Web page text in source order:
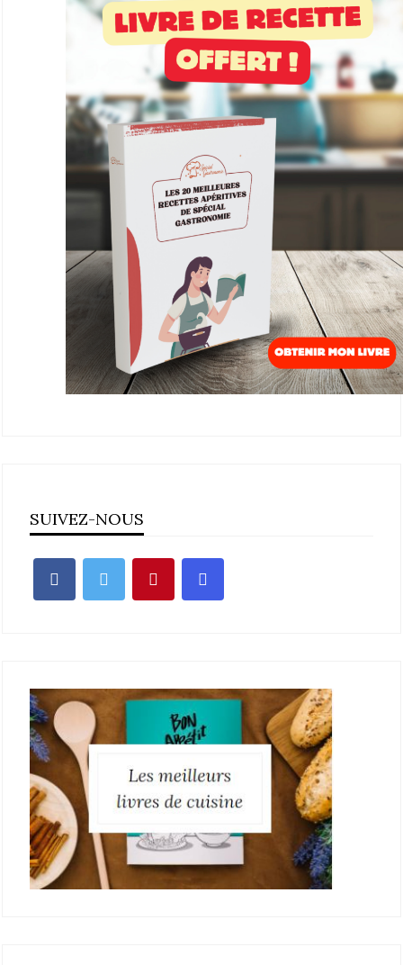
SUIVEZ-NOUS